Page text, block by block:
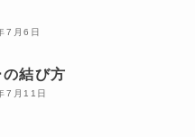
7月6日
結び方
7月11日